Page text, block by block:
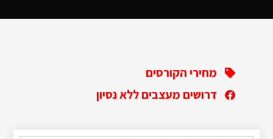
מחירי הקורסים
דרושים מעצבים ללא נסיון